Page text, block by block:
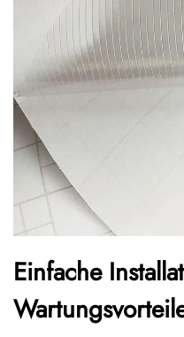
Einfache